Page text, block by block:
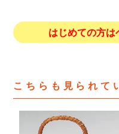
はじめての方
こちらも見られて